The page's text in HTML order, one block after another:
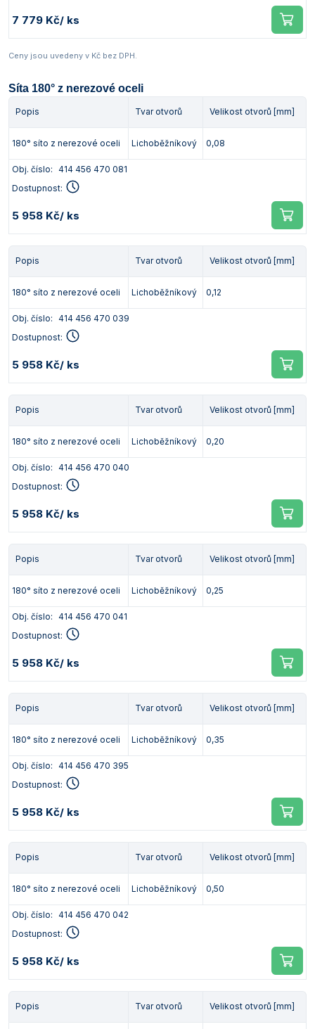
7 779 Kč/ ks
Ceny jsou uvedeny v Kč bez DPH.
Síta 180° z nerezové oceli
Popis Tvar otvorů Velikost otvorů [mm]
180° síto z nerezové oceli Lichoběžníkový 0,08
Obj. číslo: 414 456 470 081
Dostupnost:
5 958 Kč/ ks
Popis Tvar otvorů Velikost otvorů [mm]
180° síto z nerezové oceli Lichoběžníkový 0,12
Obj. číslo: 414 456 470 039
Dostupnost:
5 958 Kč/ ks
Popis Tvar otvorů Velikost otvorů [mm]
180° síto z nerezové oceli Lichoběžníkový 0,20
Obj. číslo: 414 456 470 040
Dostupnost:
5 958 Kč/ ks
Popis Tvar otvorů Velikost otvorů [mm]
180° síto z nerezové oceli Lichoběžníkový 0,25
Obj. číslo: 414 456 470 041
Dostupnost:
5 958 Kč/ ks
Popis Tvar otvorů Velikost otvorů [mm]
180° síto z nerezové oceli Lichoběžníkový 0,35
Obj. číslo: 414 456 470 395
Dostupnost:
5 958 Kč/ ks
Popis Tvar otvorů Velikost otvorů [mm]
180° síto z nerezové oceli Lichoběžníkový 0,50
Obj. číslo: 414 456 470 042
Dostupnost:
5 958 Kč/ ks
Popis Tvar otvorů Velikost otvorů [mm]